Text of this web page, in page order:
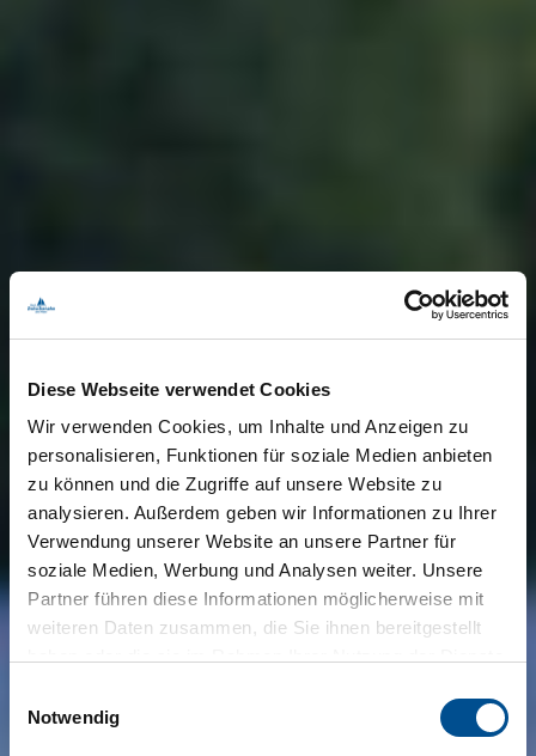
Diese Webseite verwendet Cookies
Wir verwenden Cookies, um Inhalte und Anzeigen zu
personalisieren, Funktionen für soziale Medien anbieten
zu können und die Zugriffe auf unsere Website zu
analysieren. Außerdem geben wir Informationen zu Ihrer
Verwendung unserer Website an unsere Partner für
soziale Medien, Werbung und Analysen weiter. Unsere
Partner führen diese Informationen möglicherweise mit
weiteren Daten zusammen, die Sie ihnen bereitgestellt
Notwendig